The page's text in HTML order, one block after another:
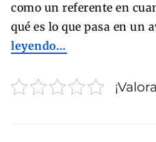
como un referente en
qué es lo que pasa en un
leyendo…